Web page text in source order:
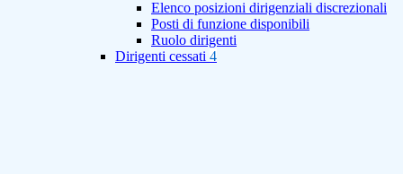
Elenco posizioni dirigenziali discrezionali
Posti di funzione disponibili
Ruolo dirigenti
Dirigenti cessati 4